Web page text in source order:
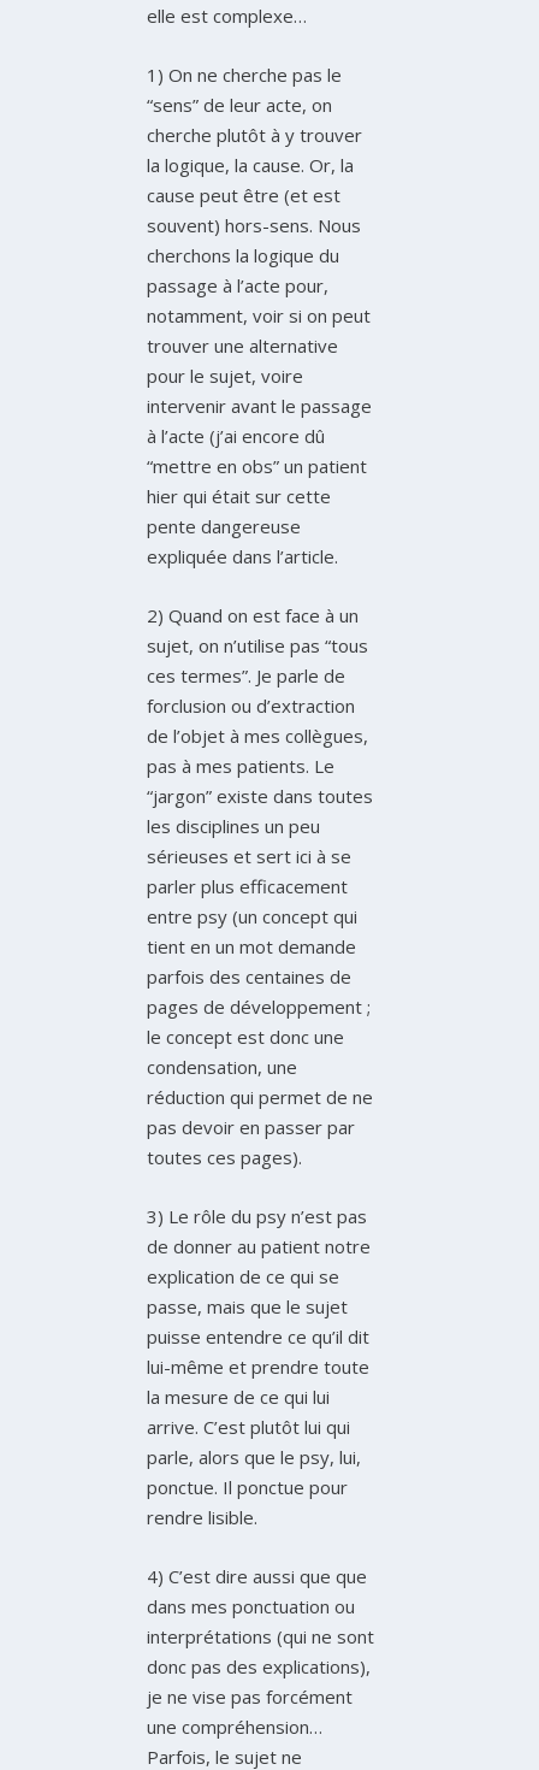
elle est complexe…
1) On ne cherche pas le
“sens” de leur acte, on
cherche plutôt à y trouver
la logique, la cause. Or, la
cause peut être (et est
souvent) hors-sens. Nous
cherchons la logique du
passage à l’acte pour,
notamment, voir si on peut
trouver une alternative
pour le sujet, voire
intervenir avant le passage
à l’acte (j’ai encore dû
“mettre en obs” un patient
hier qui était sur cette
pente dangereuse
expliquée dans l’article.
2) Quand on est face à un
sujet, on n’utilise pas “tous
ces termes”. Je parle de
forclusion ou d’extraction
de l’objet à mes collègues,
pas à mes patients. Le
“jargon” existe dans toutes
les disciplines un peu
sérieuses et sert ici à se
parler plus efficacement
entre psy (un concept qui
tient en un mot demande
parfois des centaines de
pages de développement ;
le concept est donc une
condensation, une
réduction qui permet de ne
pas devoir en passer par
toutes ces pages).
3) Le rôle du psy n’est pas
de donner au patient notre
explication de ce qui se
passe, mais que le sujet
puisse entendre ce qu’il dit
lui-même et prendre toute
la mesure de ce qui lui
arrive. C’est plutôt lui qui
parle, alors que le psy, lui,
ponctue. Il ponctue pour
rendre lisible.
4) C’est dire aussi que que
dans mes ponctuation ou
interprétations (qui ne sont
donc pas des explications),
je ne vise pas forcément
une compréhension…
Parfois, le sujet ne